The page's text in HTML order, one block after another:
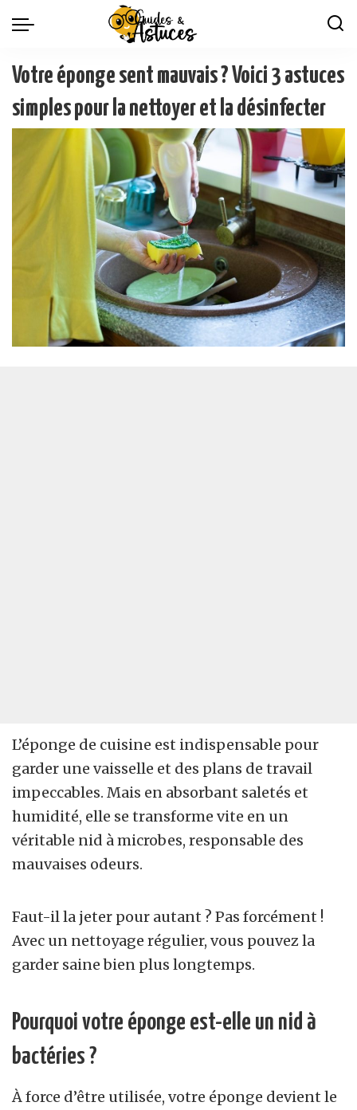
Votre éponge sent mauvais ? Voici 3 astuces
simples pour la nettoyer et la désinfecter
L’éponge de cuisine est indispensable pour
garder une vaisselle et des plans de travail
impeccables. Mais en absorbant saletés et
humidité, elle se transforme vite en un
véritable nid à microbes, responsable des
mauvaises odeurs.
Faut-il la jeter pour autant ? Pas forcément !
Avec un nettoyage régulier, vous pouvez la
garder saine bien plus longtemps.
Pourquoi votre éponge est-elle un nid à
bactéries ?
À force d’être utilisée, votre éponge devient le